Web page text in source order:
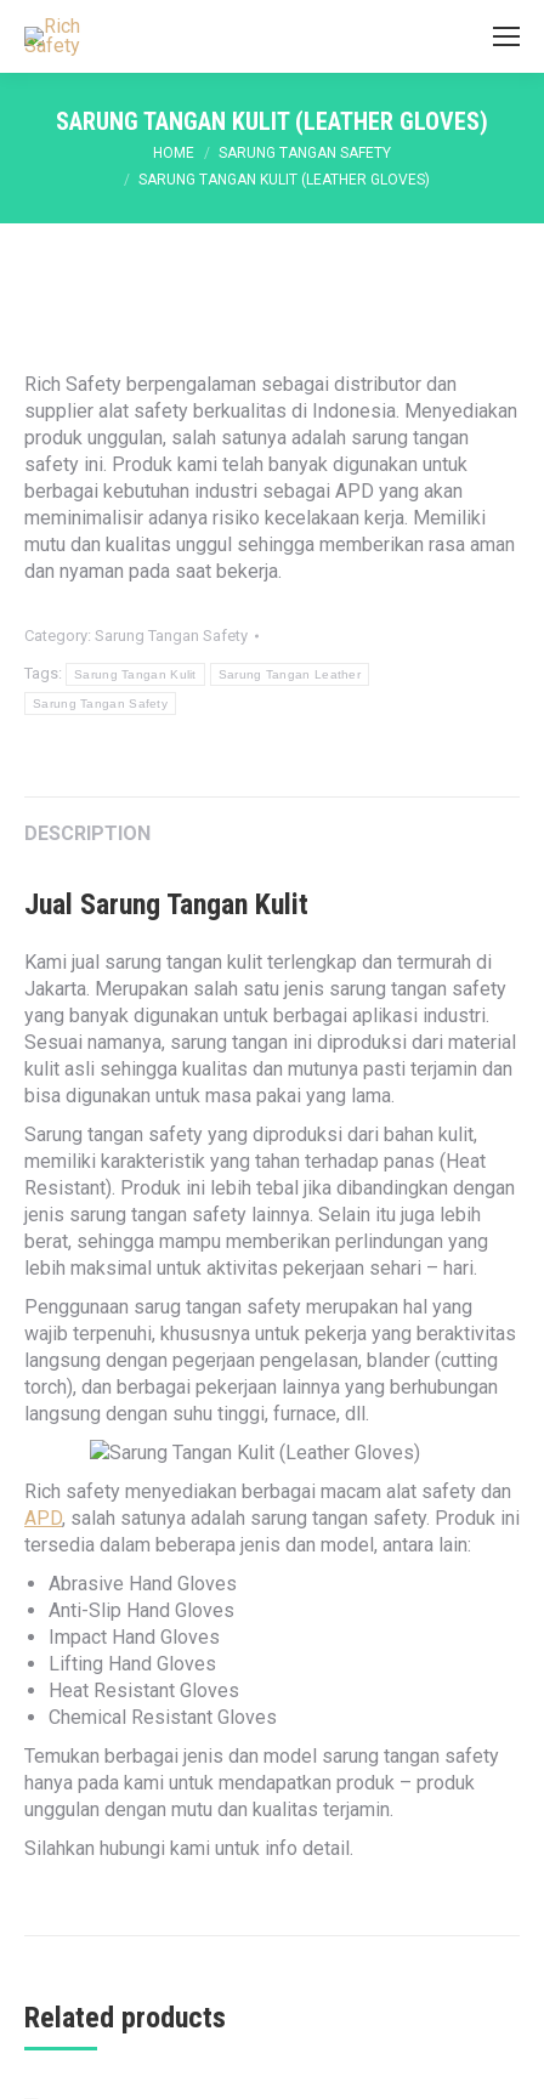
SARUNG TANGAN KULIT (LEATHER GLOVES)
HOME
SARUNG TANGAN SAFETY
SARUNG TANGAN KULIT (LEATHER GLOVES)
Rich Safety berpengalaman sebagai distributor dan
supplier alat safety berkualitas di Indonesia. Menyediakan
produk unggulan, salah satunya adalah sarung tangan
safety ini. Produk kami telah banyak digunakan untuk
berbagai kebutuhan industri sebagai APD yang akan
meminimalisir adanya risiko kecelakaan kerja. Memiliki
mutu dan kualitas unggul sehingga memberikan rasa aman
dan nyaman pada saat bekerja.
Category: Sarung Tangan Safety
Tags: Sarung Tangan Kulit Sarung Tangan Leather
Sarung Tangan Safety
DESCRIPTION
Jual Sarung Tangan Kulit
Kami jual sarung tangan kulit terlengkap dan termurah di
Jakarta. Merupakan salah satu jenis sarung tangan safety
yang banyak digunakan untuk berbagai aplikasi industri.
Sesuai namanya, sarung tangan ini diproduksi dari material
kulit asli sehingga kualitas dan mutunya pasti terjamin dan
bisa digunakan untuk masa pakai yang lama.
Sarung tangan safety yang diproduksi dari bahan kulit,
memiliki karakteristik yang tahan terhadap panas (Heat
Resistant). Produk ini lebih tebal jika dibandingkan dengan
jenis sarung tangan safety lainnya. Selain itu juga lebih
berat, sehingga mampu memberikan perlindungan yang
lebih maksimal untuk aktivitas pekerjaan sehari – hari.
Penggunaan sarug tangan safety merupakan hal yang
wajib terpenuhi, khususnya untuk pekerja yang beraktivitas
langsung dengan pegerjaan pengelasan, blander (cutting
torch), dan berbagai pekerjaan lainnya yang berhubungan
langsung dengan suhu tinggi, furnace, dll.
Rich safety menyediakan berbagai macam alat safety dan
APD, salah satunya adalah sarung tangan safety. Produk ini
tersedia dalam beberapa jenis dan model, antara lain:
Abrasive Hand Gloves
Anti-Slip Hand Gloves
Impact Hand Gloves
Lifting Hand Gloves
Heat Resistant Gloves
Chemical Resistant Gloves
Temukan berbagai jenis dan model sarung tangan safety
hanya pada kami untuk mendapatkan produk – produk
unggulan dengan mutu dan kualitas terjamin.
Silahkan hubungi kami untuk info detail.
Related products